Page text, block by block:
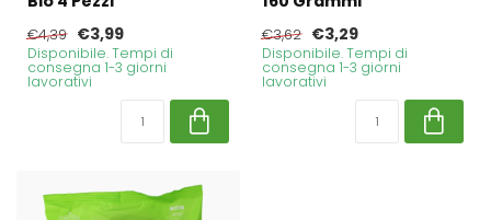
€4,39 €3,99
Disponibile. Tempi di
consegna 1-3 giorni
lavorativi
€3,62 €3,29
Disponibile. Tempi di
consegna 1-3 giorni
lavorativi